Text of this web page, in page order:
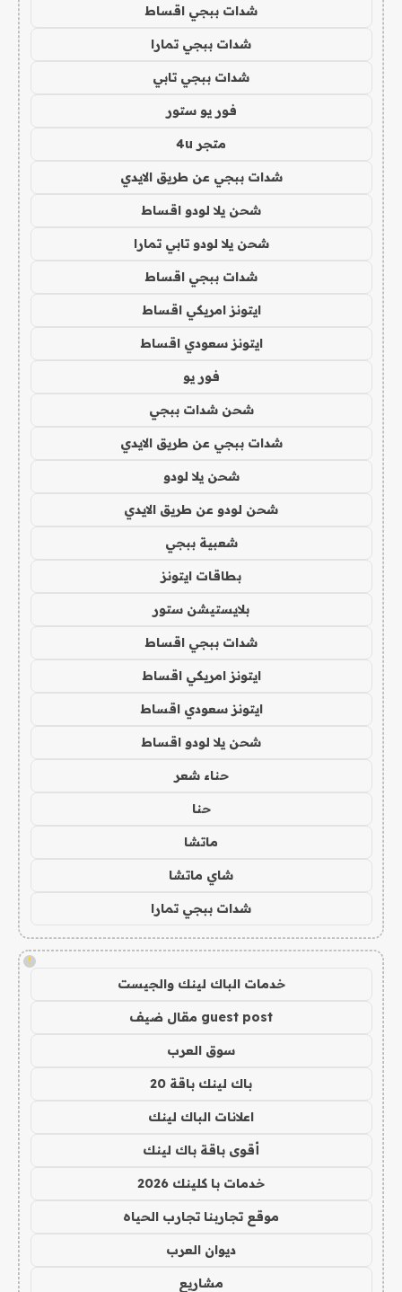
شدات ببجي اقساط
شدات ببجي تمارا
شدات ببجي تابي
فور يو ستور
متجر 4u
شدات ببجي عن طريق الايدي
شحن يلا لودو اقساط
شحن يلا لودو تابي تمارا
شدات ببجي اقساط
ايتونز امريكي اقساط
ايتونز سعودي اقساط
فور يو
شحن شدات ببجي
شدات ببجي عن طريق الايدي
شحن يلا لودو
شحن لودو عن طريق الايدي
شعبية ببجي
بطاقات ايتونز
بلايستيشن ستور
شدات ببجي اقساط
ايتونز امريكي اقساط
ايتونز سعودي اقساط
شحن يلا لودو اقساط
حناء شعر
حنا
ماتشا
شاي ماتشا
شدات ببجي تمارا
!
خدمات الباك لينك والجيست
guest post مقال ضيف
سوق العرب
باك لينك باقة 20
اعلانات الباك لينك
أقوى باقة باك لينك
خدمات با كلينك 2026
موقع تجاربنا تجارب الحياه
ديوان العرب
مشاريع